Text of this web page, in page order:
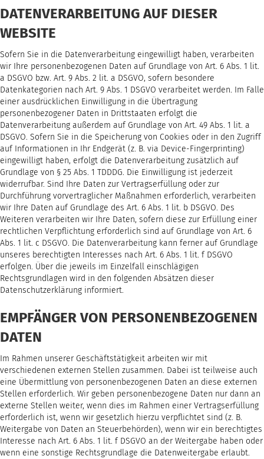
DATENVERARBEITUNG AUF DIESER
WEBSITE
Sofern Sie in die Datenverarbeitung eingewilligt haben, verarbeiten
wir Ihre personenbezogenen Daten auf Grundlage von Art. 6 Abs. 1 lit.
a DSGVO bzw. Art. 9 Abs. 2 lit. a DSGVO, sofern besondere
Datenkategorien nach Art. 9 Abs. 1 DSGVO verarbeitet werden. Im Falle
einer ausdrücklichen Einwilligung in die Übertragung
personenbezogener Daten in Drittstaaten erfolgt die
Datenverarbeitung außerdem auf Grundlage von Art. 49 Abs. 1 lit. a
DSGVO. Sofern Sie in die Speicherung von Cookies oder in den Zugriff
auf Informationen in Ihr Endgerät (z. B. via Device-Fingerprinting)
eingewilligt haben, erfolgt die Datenverarbeitung zusätzlich auf
Grundlage von § 25 Abs. 1 TDDDG. Die Einwilligung ist jederzeit
widerrufbar. Sind Ihre Daten zur Vertragserfüllung oder zur
Durchführung vorvertraglicher Maßnahmen erforderlich, verarbeiten
wir Ihre Daten auf Grundlage des Art. 6 Abs. 1 lit. b DSGVO. Des
Weiteren verarbeiten wir Ihre Daten, sofern diese zur Erfüllung einer
rechtlichen Verpflichtung erforderlich sind auf Grundlage von Art. 6
Abs. 1 lit. c DSGVO. Die Datenverarbeitung kann ferner auf Grundlage
unseres berechtigten Interesses nach Art. 6 Abs. 1 lit. f DSGVO
erfolgen. Über die jeweils im Einzelfall einschlägigen
Rechtsgrundlagen wird in den folgenden Absätzen dieser
Datenschutzerklärung informiert.
EMPFÄNGER VON PERSONENBEZOGENEN
DATEN
Im Rahmen unserer Geschäftstätigkeit arbeiten wir mit
verschiedenen externen Stellen zusammen. Dabei ist teilweise auch
eine Übermittlung von personenbezogenen Daten an diese externen
Stellen erforderlich. Wir geben personenbezogene Daten nur dann an
externe Stellen weiter, wenn dies im Rahmen einer Vertragserfüllung
erforderlich ist, wenn wir gesetzlich hierzu verpflichtet sind (z. B.
Weitergabe von Daten an Steuerbehörden), wenn wir ein berechtigtes
Interesse nach Art. 6 Abs. 1 lit. f DSGVO an der Weitergabe haben oder
wenn eine sonstige Rechtsgrundlage die Datenweitergabe erlaubt.